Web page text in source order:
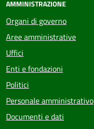
AMMINISTRAZIONE
Organi di governo
Aree amministrative
Uffici
Enti e fondazioni
Politici
Personale amministrativo
Documenti e dati